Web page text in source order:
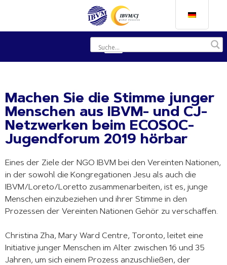
Machen Sie die Stimme junger
Menschen aus IBVM- und CJ-
Netzwerken beim ECOSOC-
Jugendforum 2019 hörbar
Eines der Ziele der NGO IBVM bei den Vereinten Nationen,
in der sowohl die Kongregationen Jesu als auch die
IBVM/Loreto/Loretto zusammenarbeiten, ist es, junge
Menschen einzubeziehen und ihrer Stimme in den
Prozessen der Vereinten Nationen Gehör zu verschaffen.
Christina Zha, Mary Ward Centre, Toronto, leitet eine
Initiative junger Menschen im Alter zwischen 16 und 35
Jahren, um sich einem Prozess anzuschließen, der